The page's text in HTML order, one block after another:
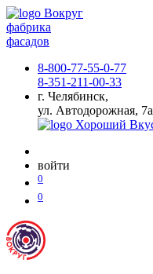
фабрика
фасадов
8-800-77-55-0-77
8-351-211-00-33
г. Челябинск,
ул. Автодорожная, 7а
войти
0
0